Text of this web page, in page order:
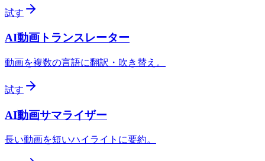
試す
AI動画トランスレーター
動画を複数の言語に翻訳・吹き替え。
試す
AI動画サマライザー
長い動画を短いハイライトに要約。